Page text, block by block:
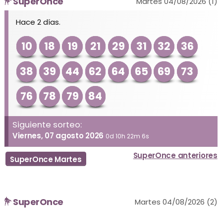
Hace 2 días.
10 18 19 21 29 31 32
36
38
39 44 62 64 65 69
73
76
78 79 84
Siguiente sorteo:
Viernes, 07 agosto 2026 0d 10h 22m 6s
SuperOnce Martes SuperOnce anteriores
SuperOnce
Martes 04/08/2026 (2)